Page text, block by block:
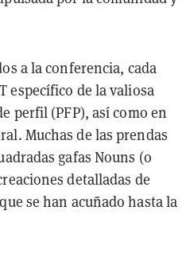
a la conferencia, cada
específico de la valiosa
perfil (PFP), así como en
Muchas de las prendas
gafas Nouns (o
detalladas de
se han acuñado hasta la